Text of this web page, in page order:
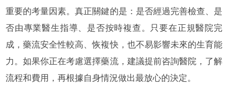
重要的考量因素。真正關鍵的是：是否經過完善檢查、是
否由專業醫生指導、是否按時複查。只要在正規醫院完
成，藥流安全性較高、恢複快，也不易影響未來的生育能
力。如果你正在考慮選擇藥流，建議提前咨詢醫院，了解
流程和費用，再根據自身情況做出最放心的決定。